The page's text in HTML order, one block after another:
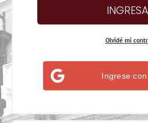
Olvidé mi
Ingrese